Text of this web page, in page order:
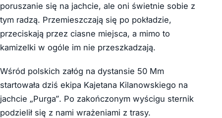
poruszanie się na jachcie, ale oni świetnie sobie z
tym radzą. Przemieszczają się po pokładzie,
przeciskają przez ciasne miejsca, a mimo to
kamizelki w ogóle im nie przeszkadzają.
Wśród polskich załóg na dystansie 50 Mm
startowała dziś ekipa Kajetana Kilanowskiego na
jachcie „Purga”. Po zakończonym wyścigu sternik
podzielił się z nami wrażeniami z trasy.